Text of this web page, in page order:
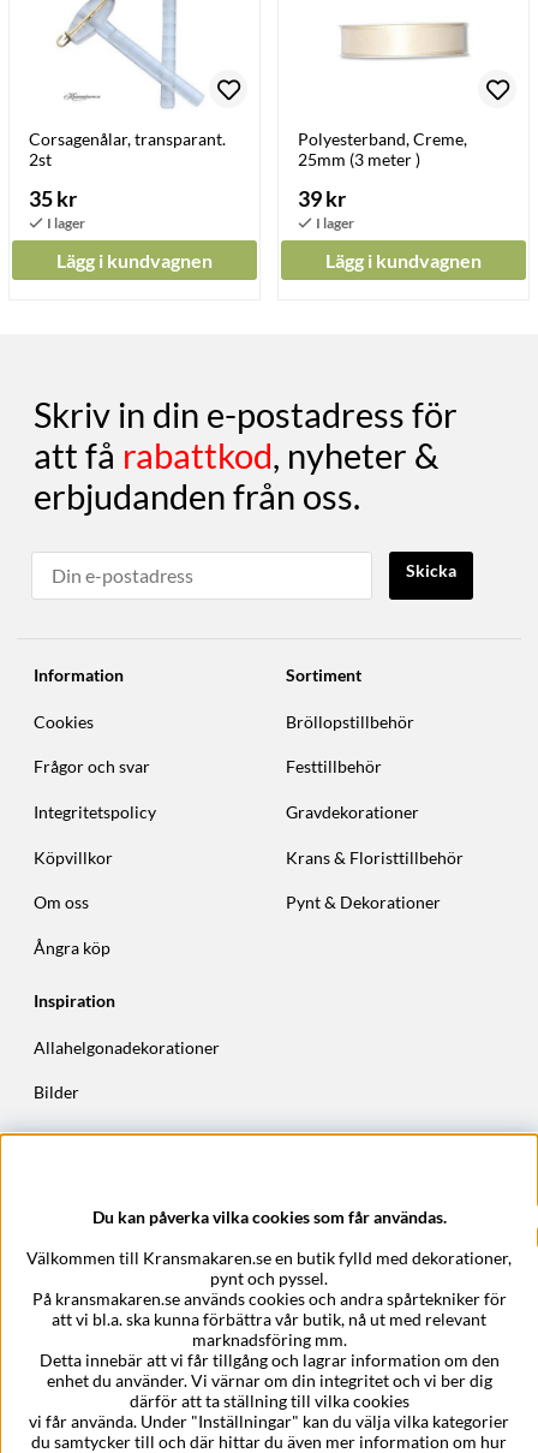
Corsagenålar, transparant.
2st
35 kr
Lägg i kundvagnen
Polyesterband, Creme,
25mm (3 meter )
39 kr
Lägg i kundvagnen
Skriv in din e-postadress för
att få rabattkod, nyheter &
erbjudanden från oss.
Skicka
Information
Cookies
Frågor och svar
Integritetspolicy
Köpvillkor
Om oss
Ångra köp
Sortiment
Bröllopstillbehör
Festtillbehör
Gravdekorationer
Krans & Floristtillbehör
Pynt & Dekorationer
Inspiration
Allahelgonadekorationer
Bilder
Höstkransar
Epost:support@kransmakaren.se
Du kan påverka vilka cookies som får användas.
Välkommen till Kransmakaren.se en butik fylld med dekorationer,
pynt och pyssel.
På kransmakaren.se används cookies och andra spårtekniker för
att vi bl.a. ska kunna förbättra vår butik, nå ut med relevant
marknadsföring mm.
Detta innebär att vi får tillgång och lagrar information om den
enhet du använder. Vi värnar om din integritet och vi ber dig
därför att ta ställning till vilka cookies
vi får använda. Under "Inställningar" kan du välja vilka kategorier
du samtycker till och där hittar du även mer information om hur